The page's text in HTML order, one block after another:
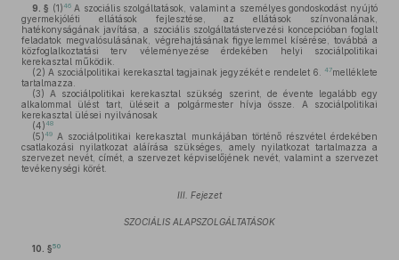
9. § (1)46A szociális szolgáltatások, valamint a személyes gondoskodást nyújtó
gyermekjóléti ellátások fejlesztése, az ellátások színvonalának,
hatékonyságának javítása, a szociális szolgáltatástervezési koncepcióban foglalt
feladatok megvalósulásának, végrehajtásának figyelemmel kísérése, továbbá a
közfoglalkoztatási terv véleményezése érdekében helyi szociálpolitikai
kerekasztal működik.
(2) A szociálpolitikai kerekasztal tagjainak jegyzékét e rendelet 6. 47melléklete
tartalmazza.
(3) A szociálpolitikai kerekasztal szükség szerint, de évente legalább egy
alkalommal ülést tart, üléseit a polgármester hívja össze. A szociálpolitikai
kerekasztal ülései nyilvánosak
(4)48
(5)49 A szociálpolitikai kerekasztal munkájában történő részvétel érdekében
csatlakozási nyilatkozat aláírása szükséges, amely nyilatkozat tartalmazza a
szervezet nevét, címét, a szervezet képviselőjének nevét, valamint a szervezet
tevékenységi körét.
III. Fejezet
SZOCIÁLIS ALAPSZOLGÁLTATÁSOK
10. §50